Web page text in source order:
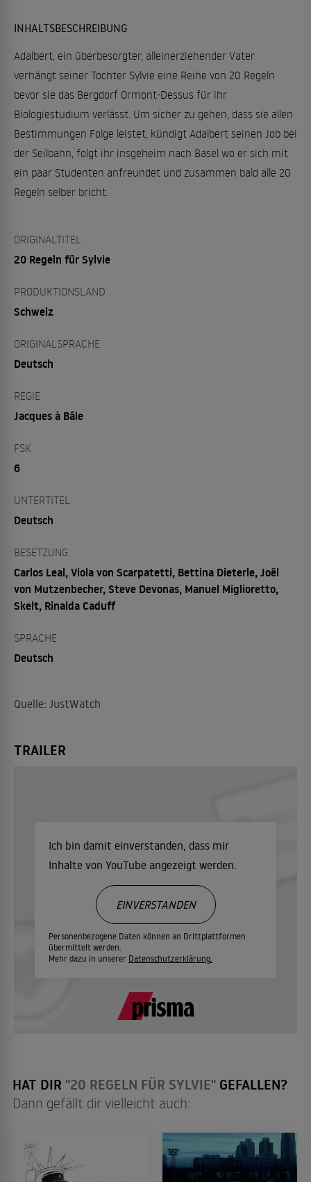
INHALTSBESCHREIBUNG
Adalbert, ein überbesorgter, alleinerziehender Vater
verhängt seiner Tochter Sylvie eine Reihe von 20 Regeln
bevor sie das Bergdorf Ormont-Dessus für ihr
Biologiestudium verlässt. Um sicher zu gehen, dass sie allen
Bestimmungen Folge leistet, kündigt Adalbert seinen Job bei
der Seilbahn, folgt ihr insgeheim nach Basel wo er sich mit
ein paar Studenten anfreundet und zusammen bald alle 20
Regeln selber bricht.
ORIGINALTITEL
20 Regeln für Sylvie
PRODUKTIONSLAND
Schweiz
ORIGINALSPRACHE
Deutsch
REGIE
Jacques à Bâle
FSK
6
UNTERTITEL
Deutsch
BESETZUNG
Carlos Leal, Viola von Scarpatetti, Bettina Dieterle, Joël
von Mutzenbecher, Steve Devonas, Manuel Miglioretto,
Skelt, Rinalda Caduff
SPRACHE
Deutsch
Quelle: JustWatch
TRAILER
Ich bin damit einverstanden, dass mir
Inhalte von YouTube angezeigt werden.
Personenbezogene Daten können an Drittplattformen
übermittelt werden.
Mehr dazu in unserer Datenschutzerklärung.
EINVERSTANDEN
HAT DIR "20 REGELN FÜR SYLVIE" GEFALLEN?
Dann gefällt dir vielleicht auch: